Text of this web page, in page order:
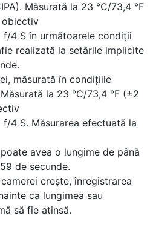
Măsurată la 23 °C/73,4 °F
obiectiv
f/4 Sîn următoarele condiții
realizată la setările implicite
măsurată în condițiile
la 23 °C/73,4 °F (±2
f/4 S. Măsurarea efectuată la
avea o lungime de până
de secunde.
crește, înregistrarea
ca lungimea sau
să fie atinsă.